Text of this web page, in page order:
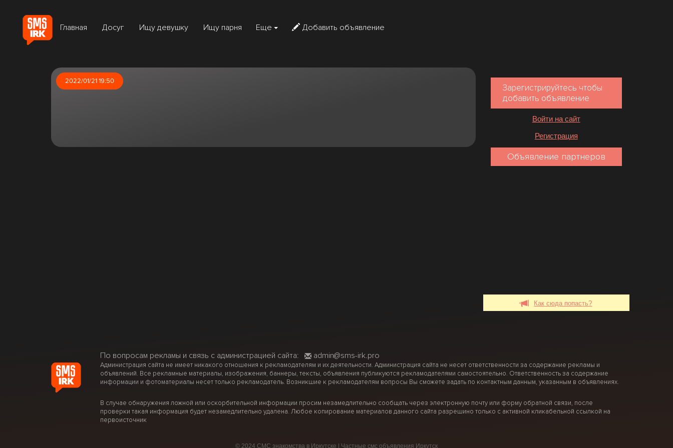
Главная Досуг Ищу девушку Ищу парня Еще Добавить объявление
2022/01/21 19:50
Зарегистрируйтесь чтобы
добавить объявление
Войти на сайт
Регистрация
Объявление партнеров
Как сюда попасть?
По вопросам рекламы и связь с администрацией сайта: admin@sms-irk.pro
Администрация сайта не имеет никакого отношения к рекламодателям и их деятельности. Администрация сайта не несет ответственности за содержание рекламы и
объявлений. Все рекламные материалы, изображения, баннеры, тексты, объявления публикуются рекламодателями самостоятельно. Ответственность за содержание
информации и фотоматериалы несет только рекламодатель. Возникшие к рекламодателям вопросы Вы сможете задать по контактным данным, указанным в объявлениях.
В случае обнаружения ложной или оскорбительной информации просим незамедлительно сообщать через электронную почту или форму обратной связи, после
проверки такая информация будет незамедлительно удалена. Любое копирование материалов данного сайта разрешино только с активной кликабельной ссылкой на
первоисточник
© 2024 СМС знакомства в Иркутске | Частные смс объявления Иркутск